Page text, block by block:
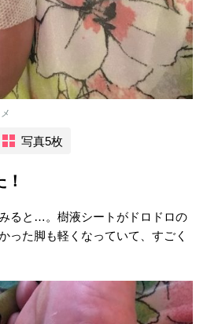
写真5枚
ると … 。 樹液シートがドロドロの
った脚も軽くなっていて、すごく